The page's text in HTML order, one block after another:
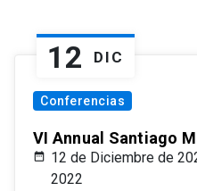
12 DIC
Conferencias
VI Annual Santiago
12 de Diciembre de
2022